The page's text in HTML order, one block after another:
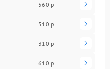
560 р
510 р
310 р
610 р